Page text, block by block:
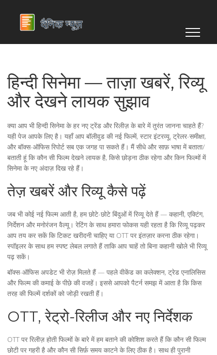
हिन्दी सिनेमा — ताज़ा खबरें, रिव्यू
और देखने लायक सुझाव
क्या आप भी हिन्दी सिनेमा के हर नए ट्रेंड और रिलीज़ के बारे में तुरंत जानना चाहते हैं?
यही पेज आपके लिए है। यहाँ आप बॉलीवुड की नई फिल्में, स्टार इंटरव्यू, ट्रेलर-समीक्षा,
और बॉक्स-ऑफिस रिपोर्ट सब एक जगह पा सकते हैं। मैं सीधे और साफ़ भाषा में बताता/
बताती हूं कि कौन सी फिल्म देखने लायक है, किसे छोड़ना ठीक रहेगा और किन फिल्मों में
सिनेमा के नए अंदाज़ दिख रहे हैं।
तेज़ खबरें और रिव्यू कैसे पढ़ें
जब भी कोई नई फिल्म आती है, हम छोटे-छोटे बिंदुओं में रिव्यू देते हैं — कहानी, एक्टिंग,
निर्देशन और मनोरंजन वैल्यू। रेटिंग के साथ हमारा फोकस यही रहता है कि रिव्यू पढ़कर
आप तय कर सकें कि टिकट खरीदनी चाहिए या OTT पर इंतज़ार करना ठीक रहेगा।
स्पॉइलर के साथ हम स्पष्ट लेबल लगाते हैं ताकि आप चाहें तो बिना कहानी खोले भी रिव्यू
पढ़ सकें।
बॉक्स-ऑफिस अपडेट भी रोज़ मिलते हैं — पहले वीकेंड का कलेक्शन, ट्रेड एनालिसिस
और फिल्म की कमाई के पीछे की वजहें। इससे आपको पैटर्न समझ में आता है कि किस
तरह की फिल्में दर्शकों को जोड़ी रखती हैं।
OTT, रेट्रो-रिलीज और नए निर्देशक
OTT पर रिलीज़ होती फिल्मों के बारे में हम बताने की कोशिश करते हैं कि कौन सी फिल्म
छोटी पर गहरी है और कौन सी सिर्फ़ समय काटने के लिए ठीक है। साथ ही पुरानी